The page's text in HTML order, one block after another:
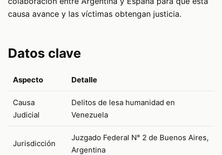
causa avance y las víctimas obtengan justicia.
Datos clave
Aspecto Detalle
Causa
Judicial
Delitos de lesa humanidad en
Venezuela
Jurisdicción
Juzgado Federal N° 2 de Buenos Aires,
Argentina